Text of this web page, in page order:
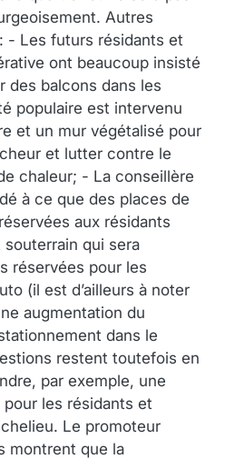
Autres
- Les futurs résidants et
ont beaucoup insisté
des balcons dans les
populaire est intervenu
et un mur végétalisé pour
et lutter contre le
chaleur; - La conseillère
à ce que des places de
aux résidants
qui sera
réservées pour les
(il est d’ailleurs à noter
augmentation du
dans le
restent toutefois en
par exemple, une
pour les résidants et
Le promoteur
montrent que la